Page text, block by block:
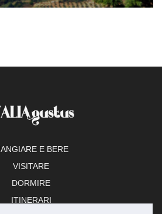
E BERE
VISITARE
DORMIRE
ITINERARI